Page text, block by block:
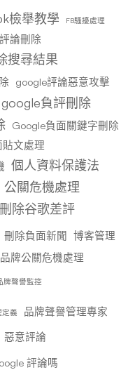
檢舉教學 FB騷擾處理
論刪除
搜尋結果
google評論惡意攻擊
google負評刪除
Google負面關鍵字刪除
文處理
個人資料保護法
公關危機處理
刪除谷歌差評
刪除負面新聞 博客管理
品牌公關危機處理
牌聲譽監控
定義 品牌聲譽管理專家
惡意評論
評論嗎